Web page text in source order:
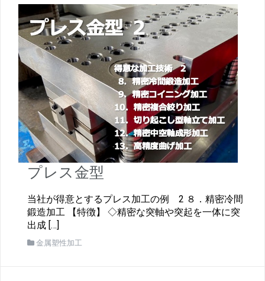
プレス金型
当社が得意とするプレス加工の例 2 ８．精密冷間
鍛造加工 【特徴】 ◇精密な突軸や突起を一体に突
出成 […]
金属塑性加工